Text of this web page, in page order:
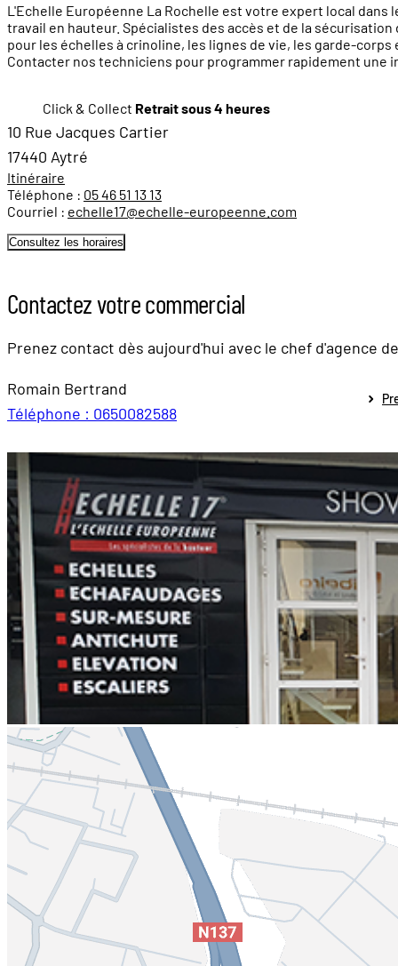
L'Echelle Européenne La Rochelle est votre expert local
travail en hauteur. Spécialistes des accès et de la
pour les échelles à crinoline, les lignes de vie, les garde-
Contacter nos techniciens pour programmer rapidement
Click & Collect Retrait sous 4 heures
10 Rue Jacques Cartier
17440 Aytré
Itinéraire
Téléphone : 05 46 51 13 13
Courriel : echelle17@echelle-europeenne.com
Consultez les horaires
Contactez votre commercial
Prenez contact dès aujourd'hui avec le chef d'agence
Romain Bertrand
Téléphone : 0650082588